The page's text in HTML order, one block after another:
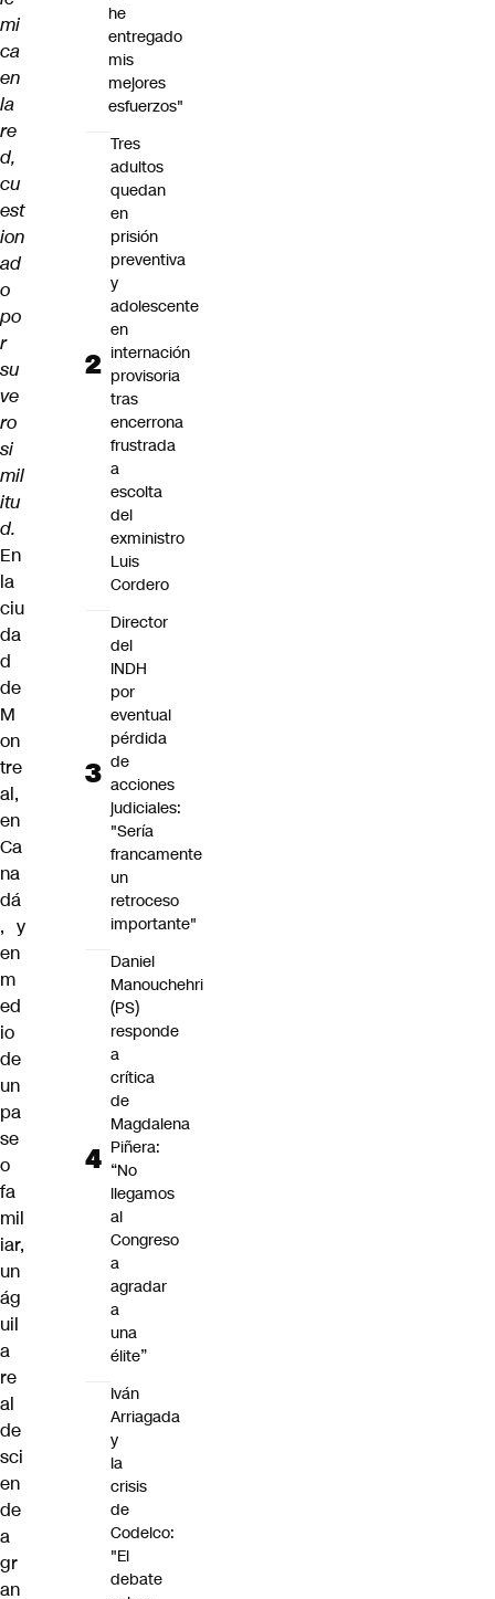
mi
ca
en
la
re
d,
cu
est
ion
ad
o
po
r
su
ve
ro
si
mil
itu
d.
En
la
ciu
da
d
de
M
on
tre
al,
en
Ca
na
dá
, y
en
m
ed
io
de
un
pa
se
o
fa
mil
iar,
un
ág
uil
a
re
al
de
sci
en
de
a
gr
an
he
entregado
mis
mejores
esfuerzos"
Tres
adultos
quedan
en
prisión
preventiva
y
adolescente
en
internación
provisoria
tras
encerrona
frustrada
a
escolta
del
exministro
Luis
Cordero
Director
del
INDH
por
eventual
pérdida
de
acciones
judiciales:
"Sería
francamente
un
retroceso
importante"
Daniel
Manouchehri
(PS)
responde
a
crítica
de
Magdalena
Piñera:
“No
llegamos
al
Congreso
a
agradar
a
una
élite”
Iván
Arriagada
y
la
crisis
de
Codelco:
"El
debate